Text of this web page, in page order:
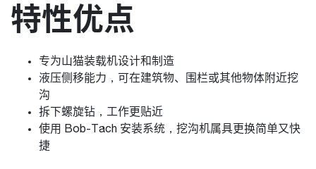
特性优点
专为山猫装载机设计和制造
液压侧移能力，可在建筑物、围栏或其他物体附近挖
沟
拆下螺旋钻，工作更贴近
使用 Bob-Tach 安装系统，挖沟机属具更换简单又快
捷